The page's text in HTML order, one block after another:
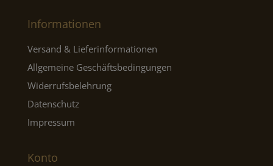
Informationen
Versand & Lieferinformationen
Allgemeine Geschäftsbedingungen
Widerrufsbelehrung
Datenschutz
Impressum
Konto